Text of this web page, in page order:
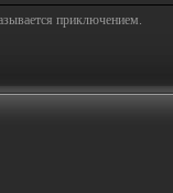
приключением.